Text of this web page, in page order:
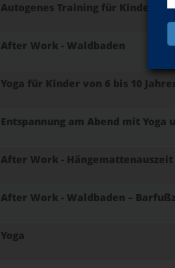
Autogenes Training für Kinder ab
After Work - Waldbaden
Yoga für Kinder von 6 bis 10
Entspannung am Abend mit Yoga
After Work -
After Work - Waldbaden –
Yoga